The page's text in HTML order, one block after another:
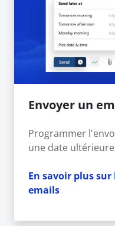
Envoyer un
Programmer
une date ultérieure
En savoir plus
emails